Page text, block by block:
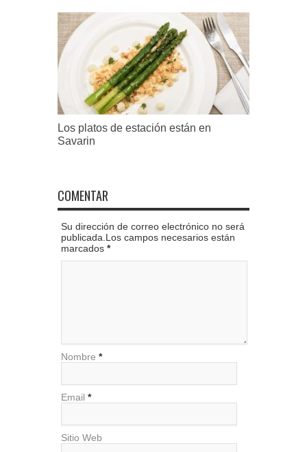
Los platos de estación están en
Savarin
COMENTAR
Su dirección de correo electrónico no será
publicada.Los campos necesarios están
marcados *
Nombre *
Email *
Sitio Web